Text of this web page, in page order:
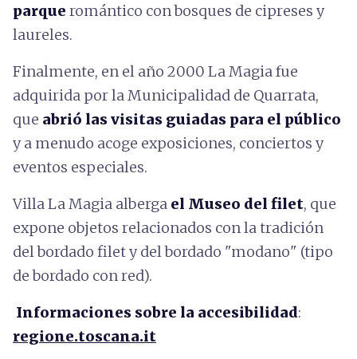
parque romántico con bosques de cipreses y
laureles.
Finalmente, en el año 2000 La Magia fue
adquirida por la Municipalidad de Quarrata,
que abrió las visitas guiadas para el público
y a menudo acoge exposiciones, conciertos y
eventos especiales.
Villa La Magia alberga el Museo del filet, que
expone objetos relacionados con la tradición
del bordado filet y del bordado "modano" (tipo
de bordado con red).
Informaciones sobre la accesibilidad:
regione.toscana.it